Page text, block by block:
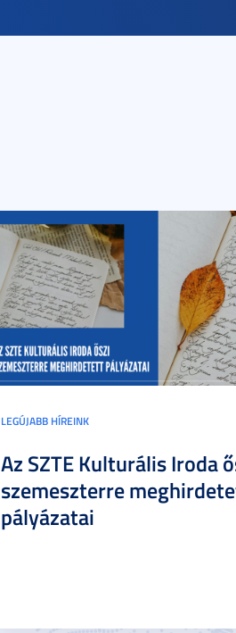
LEGÚJABB HÍREINK
Az SZTE Kulturális Iroda
szemeszterre
pályázatai